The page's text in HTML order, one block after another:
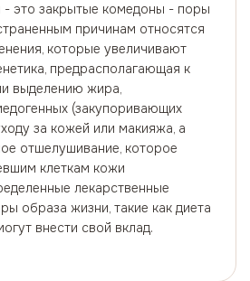
- это закрытые комедоны - поры
причинам относятся
которые увеличивают
предрасполагающая к
выделению жира,
(закупоривающих
за кожей или макияжа, а
отшелушивание, которое
клеткам кожи
лекарственные
образа жизни, такие как диета
внести свой вклад.